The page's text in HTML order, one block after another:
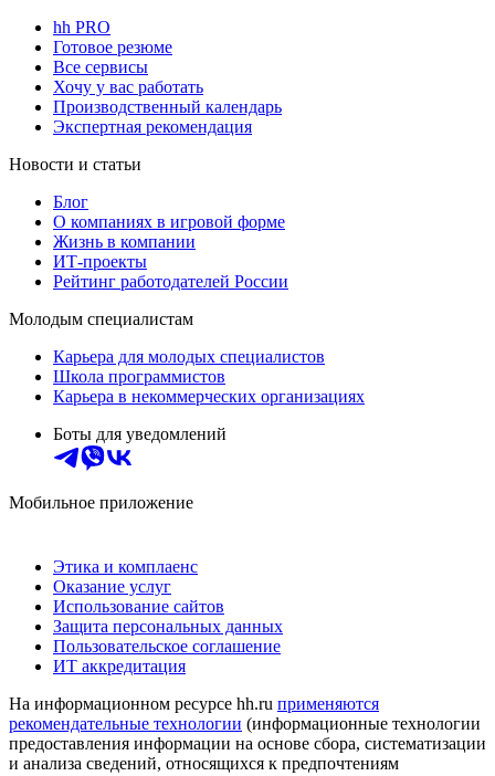
hh PRO
Готовое резюме
Все сервисы
Хочу у вас работать
Производственный календарь
Экспертная рекомендация
Новости и статьи
Блог
О компаниях в игровой форме
Жизнь в компании
ИТ-проекты
Рейтинг работодателей России
Молодым специалистам
Карьера для молодых специалистов
Школа программистов
Карьера в некоммерческих организациях
Боты для уведомлений
Мобильное приложение
Этика и комплаенс
Оказание услуг
Использование сайтов
Защита персональных данных
Пользовательское соглашение
ИТ аккредитация
На информационном ресурсе hh.ru применяются
рекомендательные технологии (информационные технологии
предоставления информации на основе сбора, систематизации
и анализа сведений, относящихся к предпочтениям